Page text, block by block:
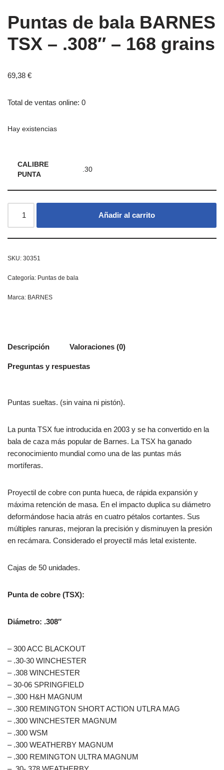
Puntas de bala BARNES
TSX – .308″ – 168 grains
69,38 €
Total de ventas online: 0
Hay existencias
CALIBRE
PUNTA
.30
Añadir al carrito
SKU: 30351
Categoría: Puntas de bala
Marca: BARNES
Descripción Valoraciones (0)
Preguntas y respuestas
Puntas sueltas. (sin vaina ni pistón).
La punta TSX fue introducida en 2003 y se ha convertido en la
bala de caza más popular de Barnes. La TSX ha ganado
reconocimiento mundial como una de las puntas más
mortíferas.
Proyectil de cobre con punta hueca, de rápida expansión y
máxima retención de masa. En el impacto duplica su diámetro
deformándose hacia atrás en cuatro pétalos cortantes. Sus
múltiples ranuras, mejoran la precisión y disminuyen la pre­sión
en recámara. Considerado el proyectil más letal existente.
Cajas de 50 unidades.
Punta de cobre (TSX):
Diámetro: .308″
– 300 ACC BLACKOUT
– .30-30 WINCHESTER
– .308 WINCHESTER
– 30-06 SPRINGFIELD
– .300 H&H MAGNUM
– .300 REMINGTON SHORT ACTION UTLRA MAG
– .300 WINCHESTER MAGNUM
– .300 WSM
– .300 WEATHERBY MAGNUM
– .300 REMINGTON ULTRA MAGNUM